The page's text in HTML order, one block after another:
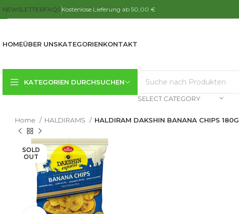
NEWSLETTERFAQSKostenlose Lieferung ab 50,00 €
HOMEÜBER UNSKATEGORIENKONTAKT
KATEGORIEN DURCHSUCHEN
SELECT CATEGORY
Home HALDIRAMS HALDIRAM DAKSHIN BANANA CHIPS 180G
SOLD
OUT